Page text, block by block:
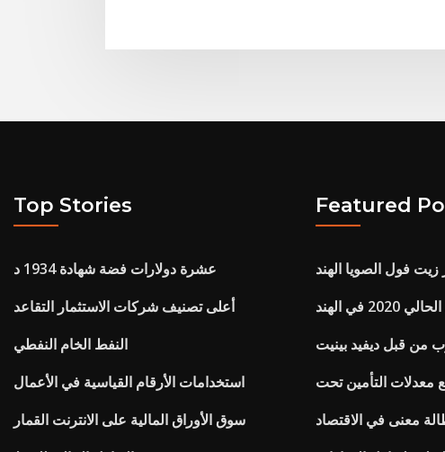
Top Stories
عشرة دولارات فضة شهادة 1934 د
أعلى تصنيف شركات الاستثمار التقاعد
النفط الخام النفطي
استخدامات الأرقام القياسية في الأعمال
سوق الأوراق المالية على الانترنت القمار
Featured
زيت فول الصويا الهند
في الهند
من قبل ديفيد بينيت
معنى في الاقتصاد